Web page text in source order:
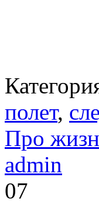
полет,
Про
admin
07